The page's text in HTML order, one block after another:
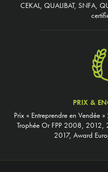
CEKAL, QUALIBAT, SNFA,
PRIX &
Prix « Entreprendre en Vendée
Trophée Or FPP 2008, 2012,
2017, Award